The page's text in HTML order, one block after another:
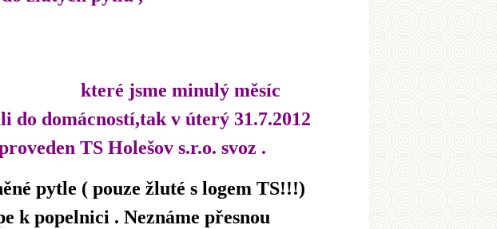
které jsme minulý měsíc
do domácností,tak v úterý 31.7.2012
TS Holešov s.r.o. svoz .
pytle ( pouze žluté s logem TS!!!)
k popelnici . Neznáme přesnou